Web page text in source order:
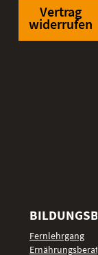
Vertrag
widerrufen
Fernlehrgang